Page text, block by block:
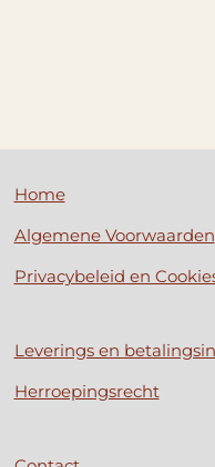
Home
Algemene Voorwaarden
Privacybeleid en
Leverings en
Herroepingsrecht